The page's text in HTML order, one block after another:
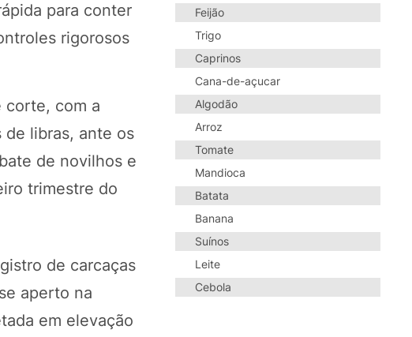
para conter
rigorosos
corte, com a
libras, ante os
de novilhos e
trimestre do
de carcaças
aperto na
em elevação
Feijão
Trigo
Caprinos
Cana-de-açucar
Algodão
Arroz
Tomate
Mandioca
Batata
Banana
Suínos
Leite
Cebola